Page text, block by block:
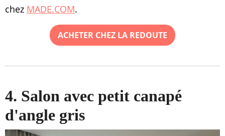
chez MADE.COM.
ACHETER CHEZ LA REDOUTE
4. Salon avec petit canapé
d'angle gris